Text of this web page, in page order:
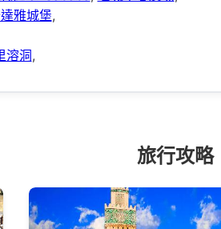
雅城堡,
溶洞,
旅行攻略